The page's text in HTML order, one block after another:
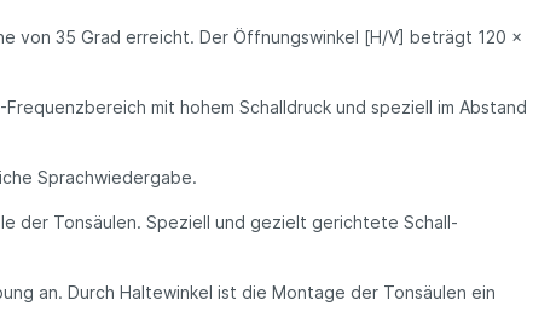
von 35 Grad erreicht. Der Öffnungswinkel [H/V] beträgt 120 x
mit hohem Schalldruck und speziell im Abstand
Sprachwiedergabe.
der Tonsäulen. Speziell und gezielt gerichtete Schall­
an. Durch Haltewinkel ist die Montage der Ton­säulen ein